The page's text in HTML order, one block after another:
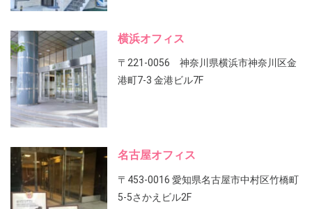
横浜オフィス
〒221-0056 神奈川県横浜市神奈川区金
港町7-3 金港ビル7F
名古屋オフィス
〒453-0016 愛知県名古屋市中村区竹橋町
5-5さかえビル2F